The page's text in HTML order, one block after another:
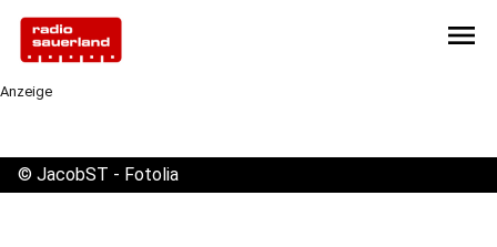
menu
Anzeige
© JacobST - Fotolia